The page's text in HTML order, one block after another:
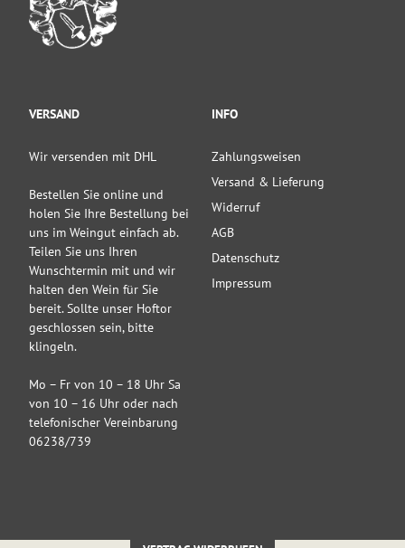
VERSAND
Wir versenden mit DHL
Bestellen Sie online und
holen Sie Ihre Bestellung bei
uns im Weingut einfach ab.
Teilen Sie uns Ihren
Wunschtermin mit und wir
halten den Wein für Sie
bereit. Sollte unser Hoftor
geschlossen sein, bitte
klingeln.
Mo – Fr von 10 – 18 Uhr Sa
von 10 – 16 Uhr oder nach
telefonischer Vereinbarung
06238/739
INFO
Zahlungsweisen
Versand & Lieferung
Widerruf
AGB
Datenschutz
Impressum